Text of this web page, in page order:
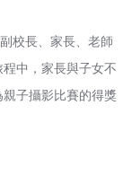
校長、家長、老師
中，家長與子女不
子攝影比賽的得獎